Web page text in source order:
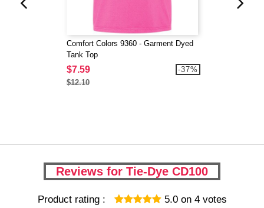
Comfort Colors 9360 - Garment Dyed
Tank Top
$7.59
$12.10
-37%
Reviews for Tie-Dye CD100
Product rating : 5.0 on 4votes